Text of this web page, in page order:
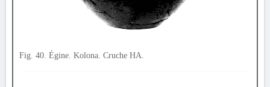
Fig. 40. Égine. Kolona. Cruche HA.